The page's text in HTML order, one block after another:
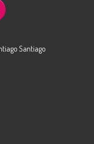
Santiago